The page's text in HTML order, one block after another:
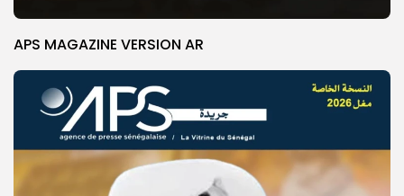
APS MAGAZINE VERSION AR